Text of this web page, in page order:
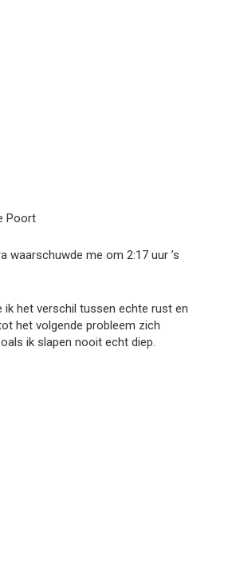
Poort
waarschuwde me om 2:17 uur ’s
ik het verschil tussen echte rust en
het volgende probleem zich
ik slapen nooit echt diep.